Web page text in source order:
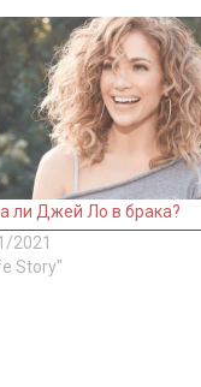
ли Джей Ло в брака?
2021
Story"